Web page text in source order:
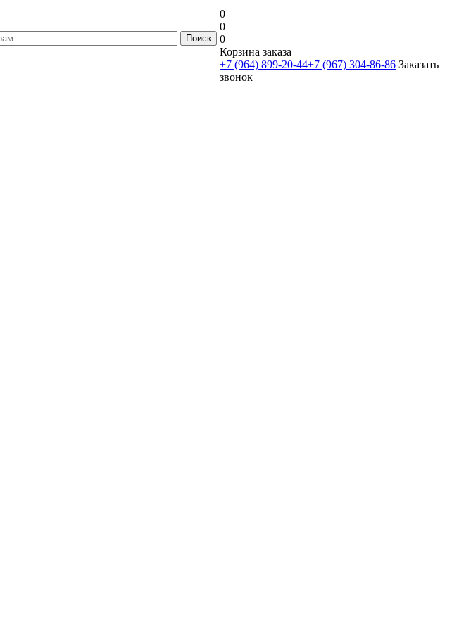
0
0
0
Корзина заказа
+7 (964) 899-20-44+7 (967) 304-86-86 Заказать
звонок